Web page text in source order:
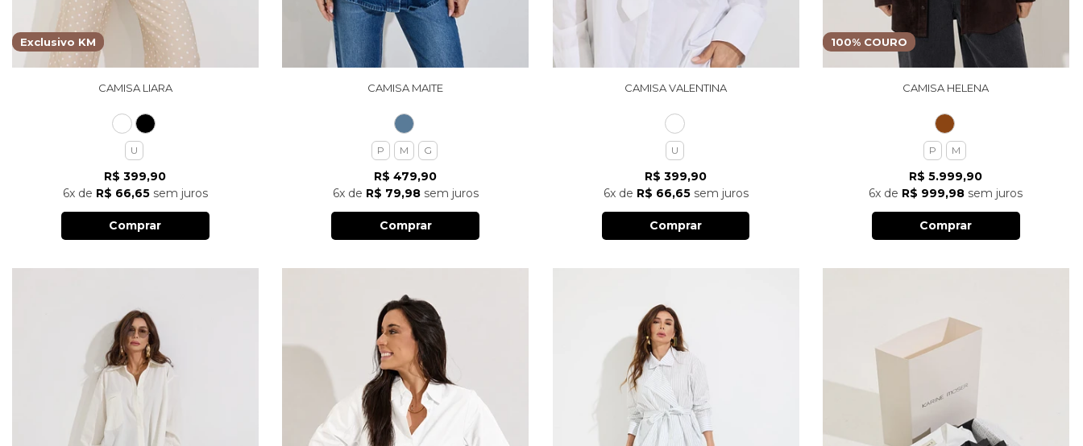
Exclusivo KM
CAMISA LIARA
U
R$ 399,90
6xde R$ 66,65sem juros
Comprar
CAMISA MAITE
P M G
R$ 479,90
6xde R$ 79,98sem juros
Comprar
CAMISA VALENTINA
U
R$ 399,90
6xde R$ 66,65sem juros
Comprar
100% COURO
CAMISA HELENA
P M
R$ 5.999,90
6x de R$ 999,98 sem juros
Comprar